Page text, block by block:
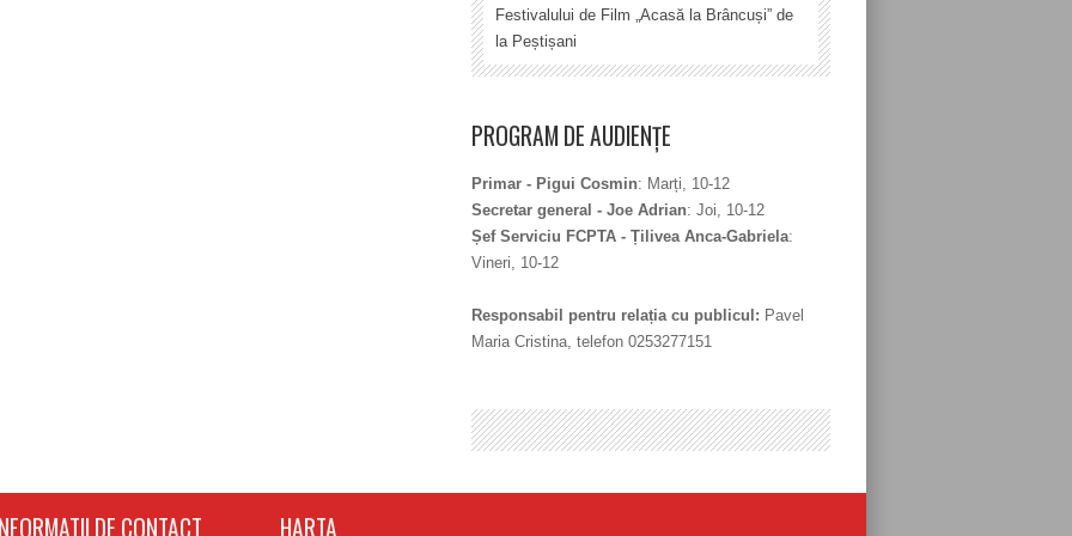
Festivalului de Film „Acasă la Brâncuși” de
la Peștișani
PROGRAM DE AUDIENȚE
Primar - Pigui Cosmin: Marți, 10-12
Secretar general - Joe Adrian: Joi, 10-12
Șef Serviciu FCPTA - Țilivea Anca-Gabriela:
Vineri, 10-12
Responsabil pentru relația cu publicul: Pavel
Maria Cristina, telefon 0253277151
DE CONTACT HARTA